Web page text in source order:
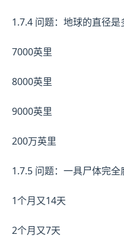
1.7.4 问题：地球的直径是
7000英里
8000英里
9000英里
200万英里
1.7.5 问题：一具尸体完
1个月又14天
2个月又7天